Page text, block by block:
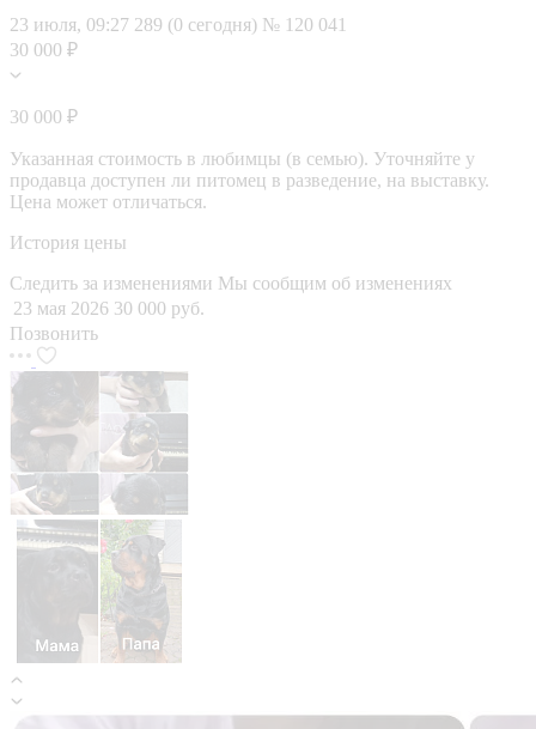
23 июля, 09:27 289 (0 сегодня) № 120 041
30 000 ₽
30 000 ₽
Указанная стоимость в любимцы (в семью). Уточняйте у
продавца доступен ли питомец в разведение, на выставку.
Цена может отличаться.
История цены
Следить за изменениями Мы сообщим об изменениях
23 мая 2026 30 000 руб.
Позвонить